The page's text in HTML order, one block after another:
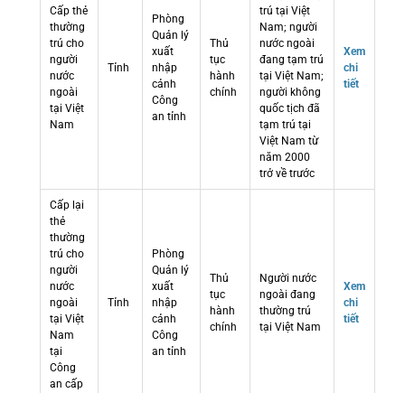
Cấp thẻ
thường
trú cho
người
nước
ngoài
tại Việt
Nam
Tỉnh
Phòng
Quản lý
xuất
nhập
cảnh
Công
an tỉnh
Thủ
tục
hành
chính
trú tại Việt
Nam; người
nước ngoài
đang tạm trú
tại Việt Nam;
người không
quốc tịch đã
tạm trú tại
Việt Nam từ
năm 2000
trở về trước
Xem
chi
tiết
Cấp lại
thẻ
thường
trú cho
người
nước
ngoài
tại Việt
Nam
tại
Công
an cấp
Tỉnh
Phòng
Quản lý
xuất
nhập
cảnh
Công
an tỉnh
Thủ
tục
hành
chính
Người nước
ngoài đang
thường trú
tại Việt Nam
Xem
chi
tiết